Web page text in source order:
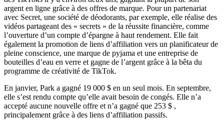
argent en ligne grâce à des offres de marque. Pour un partenariat
avec Secret, une société de déodorants, par exemple, elle réalise des
vidéos partageant des « secrets » de la réussite financière, comme
l’ouverture d’un compte d’épargne à haut rendement. Elle fait
également la promotion de liens d’affiliation vers un planificateur de
pleine conscience, une marque de pyjama et une entreprise de
bouteilles d’eau en verre et gagne de l’argent grâce à la bêta du
programme de créativité de TikTok.
En janvier, Park a gagné 19 000 $ en un seul mois. En septembre,
elle s’est rendu compte qu’elle avait besoin de congés. Elle n’a
accepté aucune nouvelle offre et n’a gagné que 253 $ ,
principalement grâce à des liens d’affiliation passifs.